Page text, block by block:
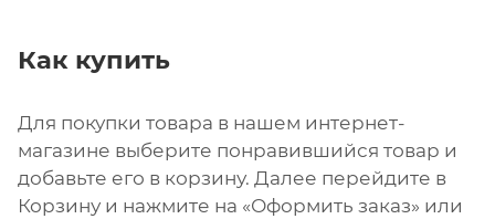
Как купить
Для покупки товара в нашем интернет-
магазине выберите понравившийся товар и
добавьте его в корзину. Далее перейдите в
Корзину и нажмите на «Оформить заказ» или